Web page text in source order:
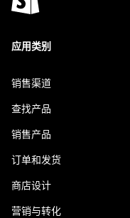
应用类别
销售渠道
查找产品
销售产品
订单和发货
商店设计
营销与转化